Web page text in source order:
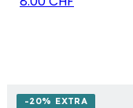
-20% EXTRA